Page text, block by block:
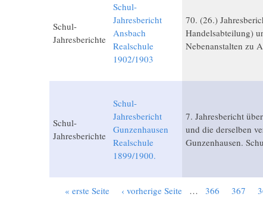
Schul-
Jahresberichte
Schul-
Jahresbericht
Ansbach
Realschule
1902/1903
70. (26.)
Handelsabteilung)
Nebenanstalten zu
Schul-
Jahresberichte
Schul-
Jahresbericht
Gunzenhausen
Realschule
1899/1900.
7. Jahresbericht
und die derselben
Gunzenhausen.
« erste Seite ‹ vorherige Seite … 366 367